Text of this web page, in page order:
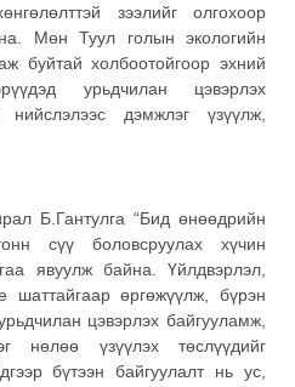
зээлийг олгохоор
Мөн Туул голын экологийн
буйтай холбоотойгоор эхний
урьдчилан цэвэрлэх
дэмжлэг үзүүлж,
Б.Гантулга “Бид өнөөдрийн
сүү боловсруулах хүчин
явуулж байна. Үйлдвэрлэл,
шаттайгаар өргөжүүлж, бүрэн
цэвэрлэх байгууламж,
нөлөө үзүүлэх төслүүдийг
бүтээн байгуулалт нь ус,